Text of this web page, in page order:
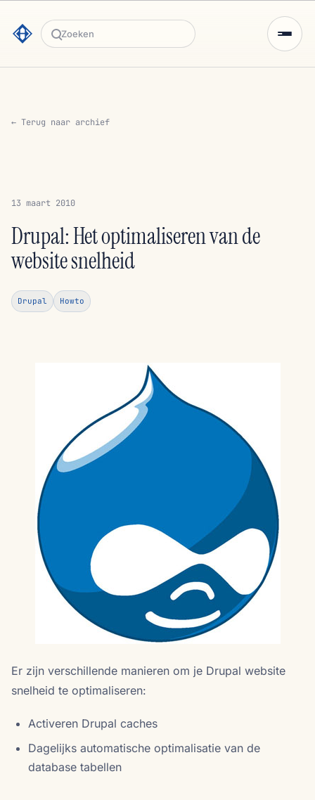
Zoeken
← Terug naar archief
13 maart 2010
Drupal: Het optimaliseren van de
website snelheid
Drupal Howto
Er zijn verschillende manieren om je Drupal website
snelheid te optimaliseren:
Activeren Drupal caches
Dagelijks automatische optimalisatie van de
database tabellen